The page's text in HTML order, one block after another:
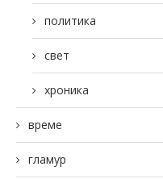
политика
свет
хроника
време
гламур